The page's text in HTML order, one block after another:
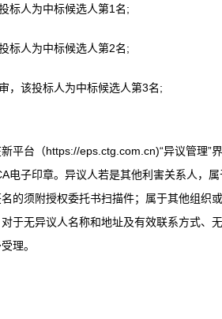
标人为中标候选人第1名;
标人为中标候选人第2名;
，该投标人为中标候选人第3名;
平台（https://eps.ctg.com.cn)“异议管理”
电子印章。异议人若是其他利害关系人，属
的须附授权委托书扫描件；属于其他组织
于无异议人名称和地址及有效联系方式、
理。